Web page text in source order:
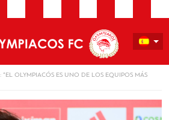
“EL OLYMPIACÓS ES UNO DE LOS EQUIPOS MÁS